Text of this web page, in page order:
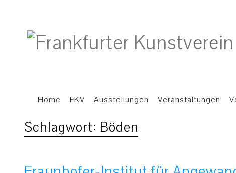
Home FKV Ausstellungen Veranstaltungen
Schlagwort: Böden